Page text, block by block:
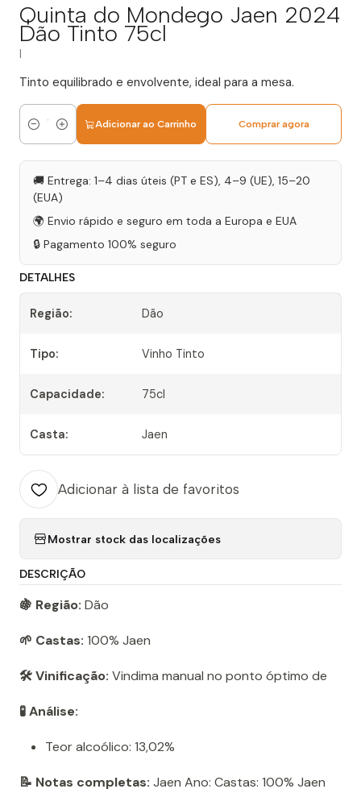
Quinta do Mondego Jaen 2024
Dão Tinto 75cl
Tinto equilibrado e envolvente, ideal para a mesa.
Quantidade
Adicionar ao Carrinho Comprar agora
🚚 Entrega: 1–4 dias úteis (PT e ES), 4–9 (UE), 15–20
(EUA)
🌍 Envio rápido e seguro em toda a Europa e EUA
🔒 Pagamento 100% seguro
DETALHES
Região: Dão
Tipo: Vinho Tinto
Capacidade: 75cl
Casta: Jaen
Adicionar à lista de favoritos
Mostrar stock das localizações
DESCRIÇÃO
🍇 Região: Dão
🌱 Castas: 100% Jaen
🛠️ Vinificação: Vindima manual no ponto óptimo de
🧪 Análise:
Teor alcoólico: 13,02%
📝 Notas completas: Jaen Ano: Castas: 100% Jaen